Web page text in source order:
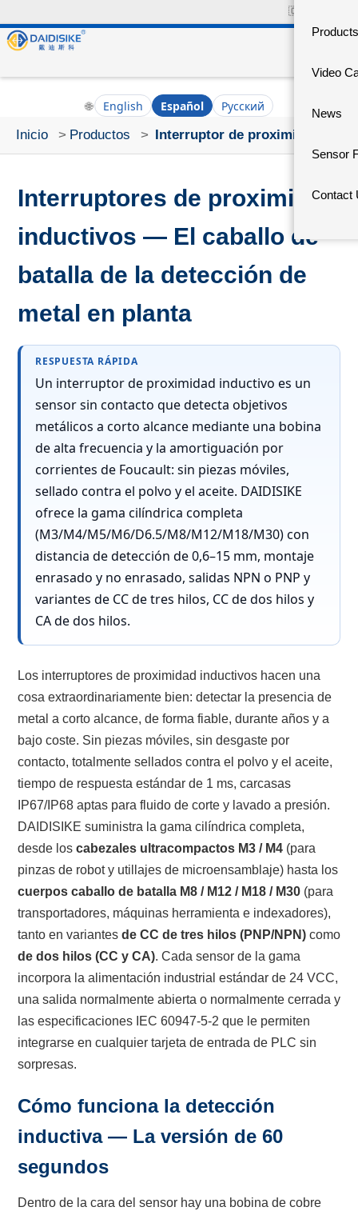
🇨🇳
Products
Video
News
Sensor
Contact
🌐 English Español
Русский
Inicio
> Productos > Interruptor de proximidad
Interruptores de proximidad
inductivos — El caballo de
batalla de la detección de
metal en planta
RESPUESTA RÁPIDA
Un interruptor de proximidad inductivo es un
sensor sin contacto que detecta objetivos
metálicos a corto alcance mediante una bobina
de alta frecuencia y la amortiguación por
corrientes de Foucault: sin piezas móviles,
sellado contra el polvo y el aceite. DAIDISIKE
ofrece la gama cilíndrica completa
(M3/M4/M5/M6/D6.5/M8/M12/M18/M30) con
distancia de detección de 0,6–15 mm, montaje
enrasado y no enrasado, salidas NPN o PNP y
variantes de CC de tres hilos, CC de dos hilos y
CA de dos hilos.
Los interruptores de proximidad inductivos hacen una
cosa extraordinariamente bien: detectar la presencia de
metal a corto alcance, de forma fiable, durante años y a
bajo coste. Sin piezas móviles, sin desgaste por
contacto, totalmente sellados contra el polvo y el aceite,
tiempo de respuesta estándar de 1 ms, carcasas
IP67/IP68 aptas para fluido de corte y lavado a presión.
DAIDISIKE suministra la gama cilíndrica completa,
desde los cabezales ultracompactos M3 / M4 (para
pinzas de robot y utillajes de microensamblaje) hasta los
cuerpos caballo de batalla M8 / M12 / M18 / M30 (para
transportadores, máquinas herramienta e indexadores),
tanto en variantes de CC de tres hilos (PNP/NPN) como
de dos hilos (CC y CA). Cada sensor de la gama
incorpora la alimentación industrial estándar de 24 VCC,
una salida normalmente abierta o normalmente cerrada y
las especificaciones IEC 60947-5-2 que le permiten
integrarse en cualquier tarjeta de entrada de PLC sin
sorpresas.
Cómo funciona la detección
inductiva — La versión de 60
segundos
Dentro de la cara del sensor hay una bobina de cobre